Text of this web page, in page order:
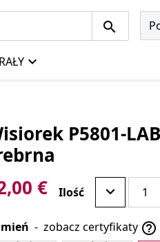
P5801-
€
Ilość
- zobacz certyfikaty 